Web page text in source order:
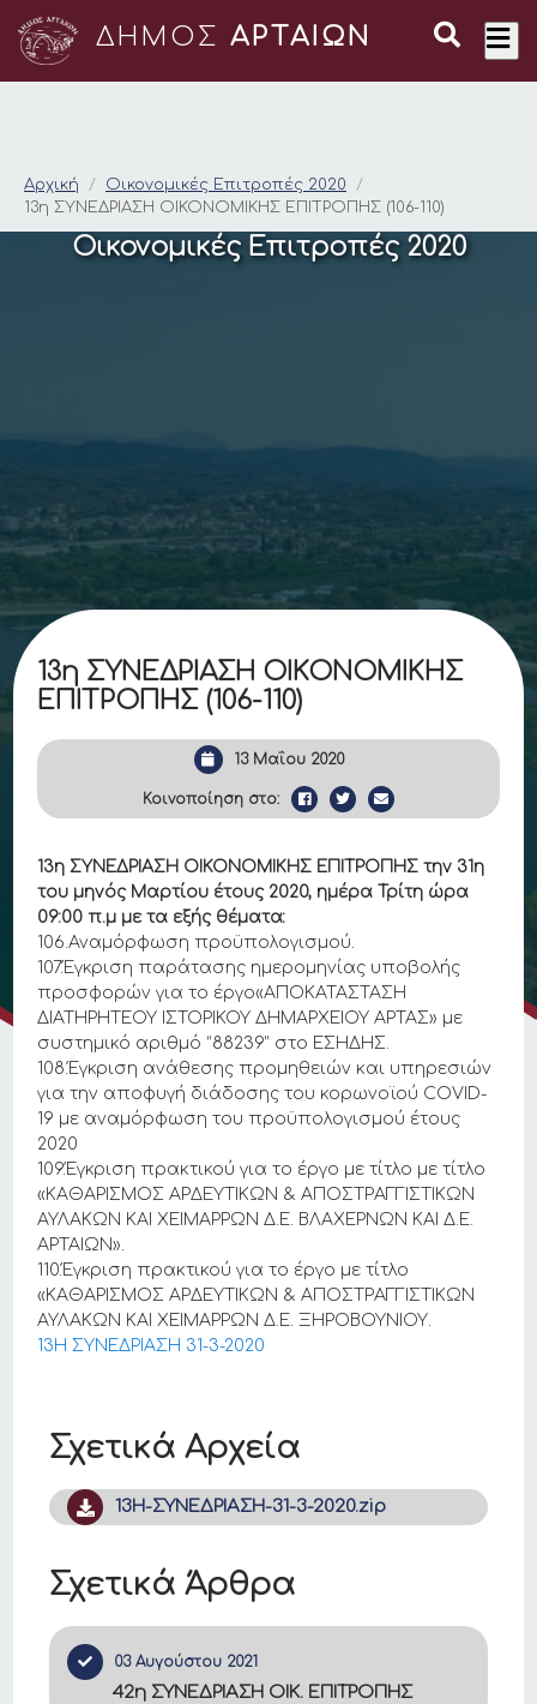
ΔΗΜΟΣ ΑΡΤΑΙΩΝ
13η ΣΥΝΕΔΡΙΑΣΗ
Αρχική
Οικονομικές Επιτροπές 2020
13η ΣΥΝΕΔΡΙΑΣΗ ΟΙΚΟΝΟΜΙΚΗΣ ΕΠΙΤΡΟΠΗΣ (106-110)
Οικονομικές Επιτροπές 2020
Σχετικά Αρχεία
13Η-ΣΥΝΕΔΡΙΑΣΗ-31-3-2020.zip
Σχετικά Άρθρα
03 Αυγούστου 2021
42η ΣΥΝΕΔΡΙΑΣΗ ΟΙΚ. ΕΠΙΤΡΟΠΗΣ
13η ΣΥΝΕΔΡΙΑΣΗ ΟΙΚΟΝΟΜΙΚΗΣ
ΕΠΙΤΡΟΠΗΣ (106-110)
13 Μαΐου 2020
Κοινοποίηση στο:
13η ΣΥΝΕΔΡΙΑΣΗ ΟΙΚΟΝΟΜΙΚΗΣ ΕΠΙΤΡΟΠΗΣ την 31η
του μηνός Μαρτίου έτους 2020, ημέρα Τρίτη ώρα
09:00 π.μ με τα εξής θέματα:
106.Αναμόρφωση προϋπολογισμού.
107.Έγκριση παράτασης ημερομηνίας υποβολής
προσφορών για το έργο«ΑΠΟΚΑΤΑΣΤΑΣΗ
ΔΙΑΤΗΡΗΤΕΟΥ ΙΣΤΟΡΙΚΟΥ ΔΗΜΑΡΧΕΙΟΥ ΑΡΤΑΣ» με
συστημικό αριθμό ‘’88239’’ στο ΕΣΗΔΗΣ.
108.Έγκριση ανάθεσης προμηθειών και υπηρεσιών
για την αποφυγή διάδοσης του κορωνοϊού COVID-
19 με αναμόρφωση του προϋπολογισμού έτους
2020
109.Έγκριση πρακτικού για το έργο με τίτλο με τίτλο
«ΚΑΘΑΡΙΣΜΟΣ ΑΡΔΕΥΤΙΚΩΝ & ΑΠΟΣΤΡΑΓΓΙΣΤΙΚΩΝ
ΑΥΛΑΚΩΝ ΚΑΙ ΧΕΙΜΑΡΡΩΝ Δ.Ε. ΒΛΑΧΕΡΝΩΝ ΚΑΙ Δ.Ε.
ΑΡΤΑΙΩΝ».
110.Έγκριση πρακτικού για το έργο με τίτλο
«ΚΑΘΑΡΙΣΜΟΣ ΑΡΔΕΥΤΙΚΩΝ & ΑΠΟΣΤΡΑΓΓΙΣΤΙΚΩΝ
ΑΥΛΑΚΩΝ ΚΑΙ ΧΕΙΜΑΡΡΩΝ Δ.Ε. ΞΗΡΟΒΟΥΝΙΟΥ.
13Η ΣΥΝΕΔΡΙΑΣΗ 31-3-2020